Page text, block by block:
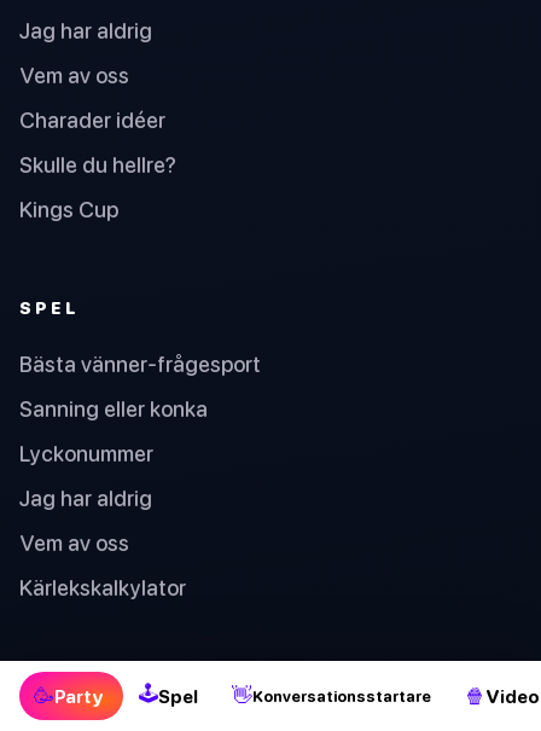
🥳Party 🕹Spel 👋Konversationsstartare 🍿
Jag har aldrig
Vem av oss
Charader idéer
Skulle du hellre?
Kings Cup
SPEL
Bästa vänner-frågesport
Sanning eller konka
Lyckonummer
Jag har aldrig
Vem av oss
Kärlekskalkylator
KONVERSATIONSSTARTARE